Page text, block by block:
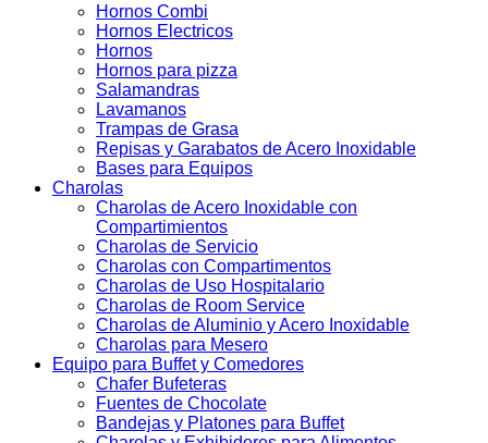
Hornos Combi
Hornos Electricos
Hornos
Hornos para pizza
Salamandras
Lavamanos
Trampas de Grasa
Repisas y Garabatos de Acero Inoxidable
Bases para Equipos
Charolas
Charolas de Acero Inoxidable con
Compartimientos
Charolas de Servicio
Charolas con Compartimentos
Charolas de Uso Hospitalario
Charolas de Room Service
Charolas de Aluminio y Acero Inoxidable
Charolas para Mesero
Equipo para Buffet y Comedores
Chafer Bufeteras
Fuentes de Chocolate
Bandejas y Platones para Buffet